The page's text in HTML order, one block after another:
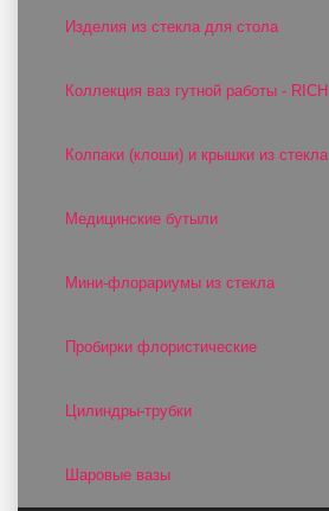
Изделия из стекла для стола
Коллекция ваз гутной работы - RICH
Колпаки (клоши) и крышки из стекла
Медицинские бутыли
Мини-флорариумы из стекла
Пробирки флористические
Цилиндры-трубки
Шаровые вазы